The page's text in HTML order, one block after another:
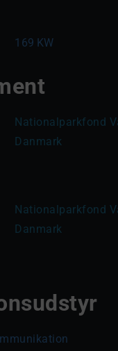
169 KW
Nationalparkfond
Danmark
Nationalparkfond
Danmark